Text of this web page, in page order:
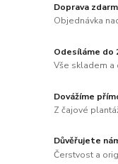
Doprava
Objednávka
Odesíláme do
Vše skladem a
Dovážíme
Z čajové
Důvěřujete
Čerstvost a